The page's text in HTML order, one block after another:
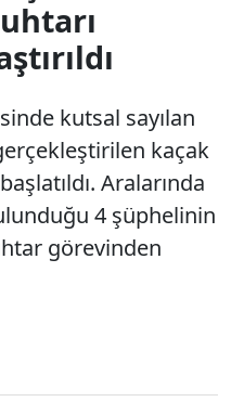
kutsal sayılan
kaçak
Aralarında
4 şüphelinin
görevinden